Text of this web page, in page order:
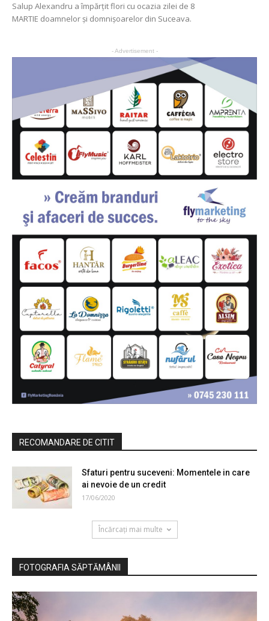
Salup Alexandru a împărțit flori cu ocazia zilei de 8
MARTIE doamnelor și domnișoarelor din Suceava.
- Advertisement -
RECOMANDARE DE CITIT
Sfaturi pentru suceveni: Momentele in care
ai nevoie de un credit
17/06/2020
Încărcați mai multe
FOTOGRAFIA SĂPTĂMÂNII